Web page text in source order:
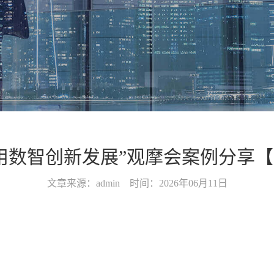
数智创新发展”观摩会案例分享
文章来源：admin 时间：2026年06月11日